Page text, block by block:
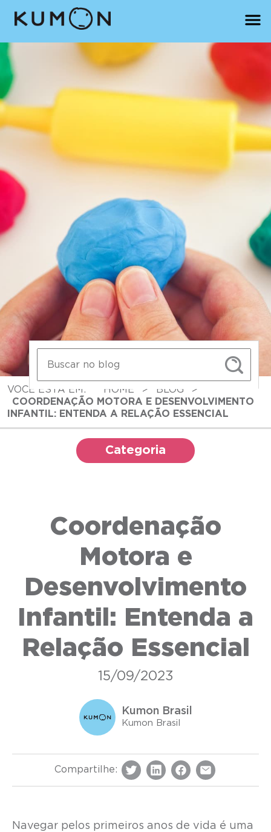
VOCÊ ESTÁ EM: HOME > BLOG
>
COORDENAÇÃO MOTORA E DESENVOLVIMENTO
INFANTIL: ENTENDA A RELAÇÃO ESSENCIAL
Categoria
Coordenação
Motora e
Desenvolvimento
Infantil: Entenda a
Relação Essencial
15/09/2023
Kumon Brasil
Kumon Brasil
Compartilhe:
Navegar pelos primeiros anos de vida é uma